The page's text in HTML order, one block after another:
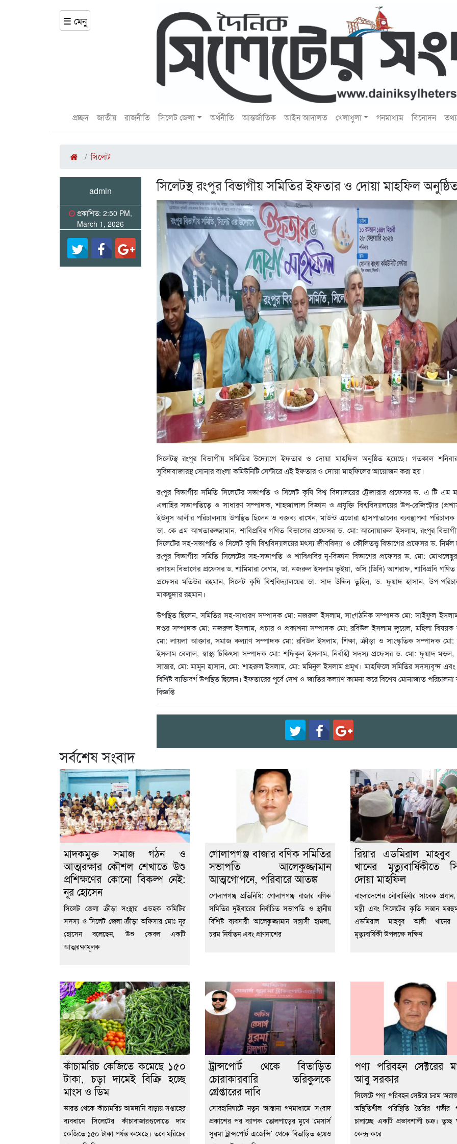
☰ মেনু
প্রচ্ছদ জাতীয় রাজনীতি সিলেট জেলা অর্থনীতি আন্তর্জাতিক আইন আদালত খেলাধুলা গনমাধ্যম বিনোদন তথ্য
সিলেট
admin
প্রকাশিত: 2:50 PM,
March 1, 2026
সিলেটস্থ রংপুর বিভাগীয় সমিতির ইফতার ও দোয়া মাহফিল
সিলেটস্থ রংপুর বিভাগীয় সমিতির উদ্যোগে ইফতার ও দোয়া মাহফিল অনুষ্ঠিত হয়েছে। গতকাল
সুবিদবাজারস্থ সোনার বাংলা কমিউনিটি সেন্টারে এই ইফতার ও দোয়া মাহফিলের আয়োজন করা হয়।
রংপুর বিভাগীয় সমিতি সিলেটের সভাপতি ও সিলেট কৃষি বিশ্ব বিদ্যালয়ের ট্রেজারার প্রফেসর ড. এ টি এম
এলাহির সভাপতিত্বে ও সাধারণ সম্পাদক, শাহজালাল বিজ্ঞান ও প্রযুক্তি বিশ্ববিদ্যালয়ের উপ-রেজিস্ট্রার
ইউনুস আলীর পরিচালনায় উপস্থিত ছিলেন ও বক্তব্য রাখেন, মাউন্ট এডোরা হাসপাতালের ব্যবস্থাপনা
ডা. কে এম আখতারুজ্জামান, শাবিপ্রবির গণিত বিভাগের প্রফেসর ড. মো: আনোয়ারুল ইসলাম, রংপুর
সিলেটের সহ-সভাপতি ও সিলেট কৃষি বিশ্ববিদ্যালয়ের মৎস্য জীববিদ্যা ও কৌলিতত্ত্ব বিভাগের প্রফেসর ড. নির্মল
রংপুর বিভাগীয় সমিতি সিলেটের সহ-সভাপতি ও শাবিপ্রবির নৃ-বিজ্ঞান বিভাগের প্রফেসর ড. মো:
রসায়ন বিভাগের প্রফেসর ড. শামিমারা বেগম, ডা. নজরুল ইসলাম ভূইয়া, ওসি (ডিবি) আশরাফ, শাবিপ্রবি গণিত
প্রফেসর মতিউর রহমান, সিলেট কৃষি বিশ্ববিদ্যালয়ের ডা. সাদ উদ্দিন তুহিন, ড. ফুয়াদ হাসান, উপ-
মাকছুদার রহমান।
উপস্থিত ছিলেন, সমিতির সহ-সাধারণ সম্পাদক মো: নজরুল ইসলাম, সাংগঠনিক সম্পাদক মো: সাইফুল
দপ্তর সম্পাদক মো: নজরুল ইসলাম, প্রচার ও প্রকাশনা সম্পাদক মো: রবিউল ইসলাম জুয়েল, মহিলা বিষয়ক
মো: লায়লা আক্তার, সমাজ কল্যাণ সম্পাদক মো: রবিউল ইসলাম, শিক্ষা, ক্রীড়া ও সাংস্কৃতিক সম্পাদক মো:
ইসলাম বেলাল, স্বাস্থ্য চিকিৎসা সম্পাদক মো: শফিকুল ইসলাম, নির্বাহী সদস্য প্রফেসর ড. মো: ফুয়াদ
সাত্তার, মো: মামুন হাসান, মো: শাহরুল ইসলাম, মো: মমিনুল ইসলাম প্রমুখ। মাহফিলে সমিতির সদস্যবৃন্দ এবং
বিশিষ্ট ব্যক্তিবর্গ উপস্থিত ছিলেন। ইফতারের পূর্বে দেশ ও জাতির কল্যাণ কামনা করে বিশেষ মোনাজাত
বিজ্ঞপ্তি
সর্বশেষ সংবাদ
মাদকমুক্ত সমাজ গঠন ও
আত্মরক্ষার কৌশল শেখাতে উশু
প্রশিক্ষণের কোনো বিকল্প নেই:
নূর হোসেন
সিলেট জেলা ক্রীড়া সংস্থার এডহক কমিটির
সদস্য ও সিলেট জেলা ক্রীড়া অফিসার মোঃ নূর
হোসেন বলেছেন, উশু কেবল একটি
আত্মরক্ষামূলক
গোলাপগঞ্জ বাজার বণিক সমিতির
সভাপতি আলেকুজ্জামান
আত্মগোপনে, পরিবারে আতঙ্ক
গোলাপগঞ্জ প্রতিনিধি: গোলাপগঞ্জ বাজার বণিক
সমিতির দুইবারের নির্বাচিত সভাপতি ও স্থানীয়
বিশিষ্ট ব্যবসায়ী আলেকুজ্জামান সন্ত্রাসী হামলা,
চরম নির্যাতন এবং প্রাণনাশের
রিয়ার এডমিরাল
খানের মৃত্যুবার্ষিকীতে
দোয়া মাহফিল
বাংলাদেশের নৌবাহিনীর সাবেক
মন্ত্রী এবং সিলেটের কৃতি সন্তান
এডমিরাল মাহবুব আলী
মৃত্যুবার্ষিকী উপলক্ষে দক্ষিণ
কাঁচামরিচ কেজিতে কমেছে ১৫০
টাকা, চড়া দামেই বিক্রি হচ্ছে
মাংস ও ডিম
ভারত থেকে কাঁচামরিচ আমদানি বাড়ায় সপ্তাহের
ব্যবধানে সিলেটের কাঁচাবাজারগুলোতে দাম
কেজিতে ১৫০ টাকা পর্যন্ত কমেছে। তবে মরিচের
ট্রান্সপোর্ট থেকে বিতাড়িত
চোরাকারবারি তরিকুলকে
গ্রেপ্তারের দাবি
সোবহানিঘাটে নতুন আস্তানা গণমাধ্যমে সংবাদ
প্রকাশের পর ব্যাপক তোলপাড়ের মুখে ‘মেসার্স
সুরমা ট্রান্সপোর্ট এজেন্সি’ থেকে বিতাড়িত হয়েও
পণ্য পরিবহন সেক্টরের
আবু সরকার
সিলেটে পণ্য পরিবহন সেক্টরে চরম
অস্থিতিশীল পরিস্থিতি তৈরির গভীর
চালাচ্ছে একটি প্রভাবশালী চক্র। তুচ্ছ
কেন্দ্র করে